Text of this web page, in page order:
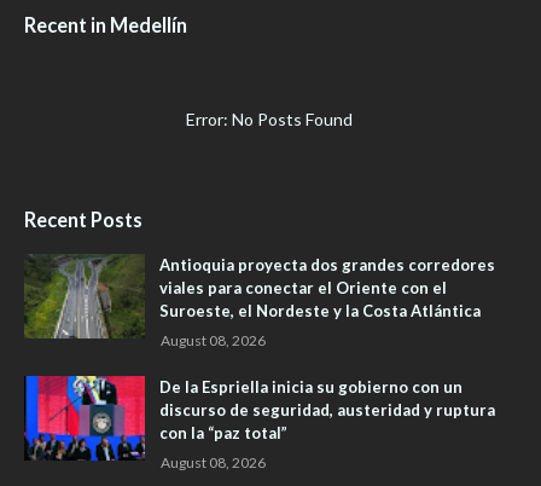
Recent in Medellín
Error: No Posts Found
Recent Posts
Antioquia proyecta dos grandes corredores
viales para conectar el Oriente con el
Suroeste, el Nordeste y la Costa Atlántica
August 08, 2026
De la Espriella inicia su gobierno con un
discurso de seguridad, austeridad y ruptura
con la “paz total”
August 08, 2026